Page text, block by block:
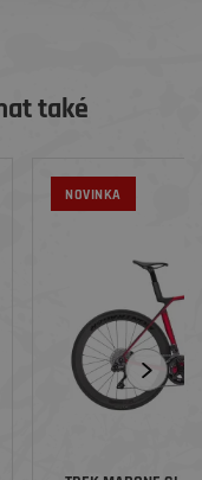
také
NOVINKA